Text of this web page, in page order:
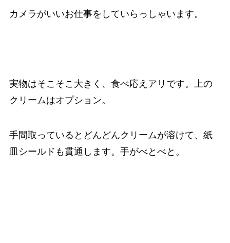
カメラがいいお仕事をしていらっしゃいます。
実物はそこそこ大きく、食べ応えアリです。上の
クリームはオプション。
手間取っているとどんどんクリームが溶けて、紙
皿シールドも貫通します。手がべとべと。